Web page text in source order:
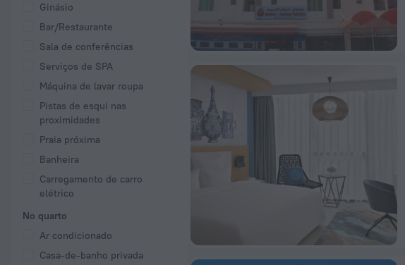
Ginásio
Bar/Restaurante
Sala de conferências
Serviços de SPA
Máquina de lavar roupa
Pistas de esqui nas
proximidades
Praia próxima
Banheira
Carregamento de carro
elétrico
No quarto
Ar condicionado
Casa-de-banho privada